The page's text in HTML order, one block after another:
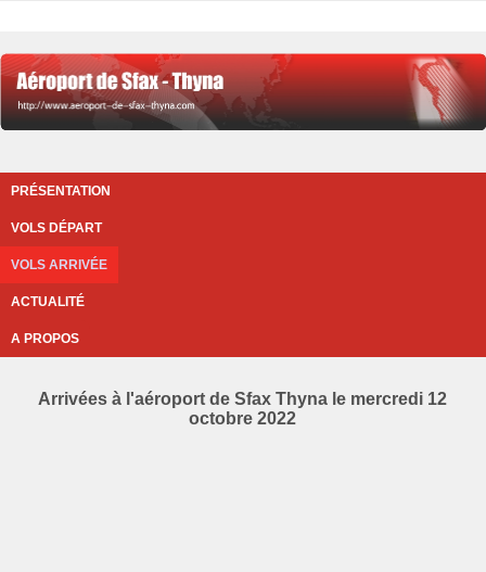
PRÉSENTATION
VOLS DÉPART
VOLS ARRIVÉE
ACTUALITÉ
A PROPOS
Arrivées à l'aéroport de Sfax Thyna le mercredi 12
octobre 2022